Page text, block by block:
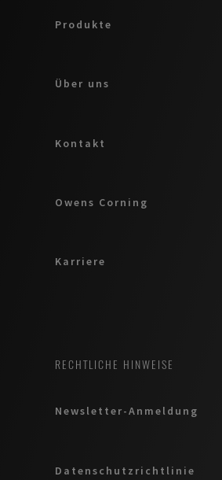
Produkte
Über uns
Kontakt
Owens Corning
Karriere
RECHTLICHE HINWEISE
Newsletter-Anmeldung
Datenschutzrichtlinie